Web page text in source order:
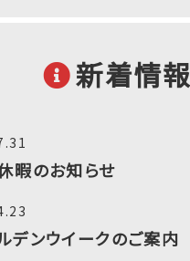
新着情報
暇のお知らせ
デンウイークのご案内